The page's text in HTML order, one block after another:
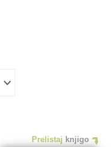
Prelistaj knjigo